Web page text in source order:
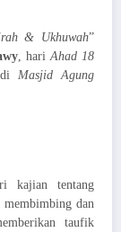
& Ukhuwah”
, hariAhad 18
Masjid Agung
kajian tentang
membimbing dan
taufik